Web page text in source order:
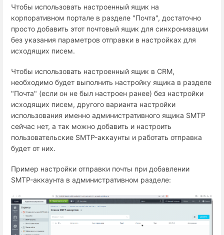
Чтобы использовать настроенный ящик на
корпоративном портале в разделе "Почта", достаточно
просто добавить этот почтовый ящик для синхронизации
без указания параметров отправки в настройках для
исходящих писем.
Чтобы использовать настроенный ящик в CRM,
необходимо будет выполнить настройку ящика в разделе
"Почта" (если он не был настроен ранее) без настройки
исходящих писем, другого варианта настройки
использования именно административного ящика SMTP
сейчас нет, а так можно добавить и настроить
пользовательские SMTP-аккаунты и работать отправка
будет от них.
Пример настройки отправки почты при добавлении
SMTP-аккаунта в административном разделе: